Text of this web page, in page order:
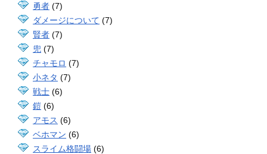
勇者 (7)
ダメージについて (7)
賢者 (7)
兜 (7)
チャモロ (7)
小ネタ (7)
戦士 (6)
鎧 (6)
アモス (6)
ベホマン (6)
スライム格闘場 (6)